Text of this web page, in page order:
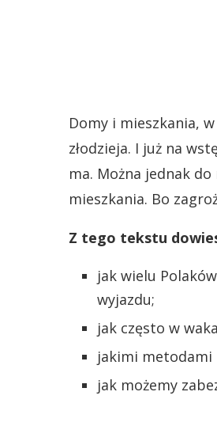
Domy i mieszkania,
złodzieja. I już na
ma. Można jednak
mieszkania. Bo
Z tego tekstu
jak wielu
wyjazdu;
jak często w
jakimi metodami
jak możemy